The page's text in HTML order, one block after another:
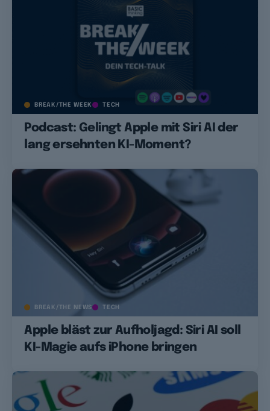
BREAK/THE WEEK TECH
Podcast: Gelingt Apple mit Siri AI der
lang ersehnten KI-Moment?
BREAK/THE NEWS TECH
Apple bläst zur Aufholjagd: Siri AI soll
KI-Magie aufs iPhone bringen